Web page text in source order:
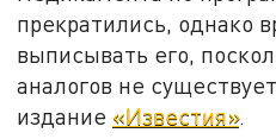
прекратились, однако
выписывать его,
аналогов не
издание «Известия».